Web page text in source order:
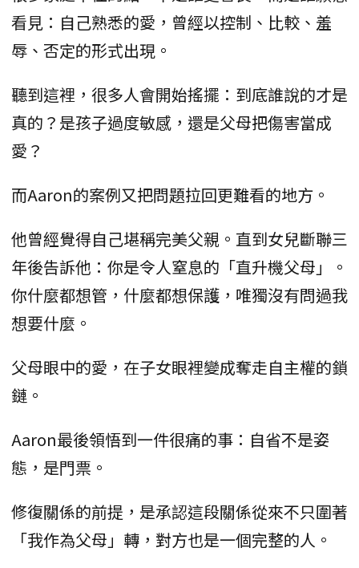
看見：自己熟悉的愛，曾經以控制、比較、羞
辱、否定的形式出現。
聽到這裡，很多人會開始搖擺：到底誰說的才是
真的？是孩子過度敏感，還是父母把傷害當成
愛？
而Aaron的案例又把問題拉回更難看的地方。
他曾經覺得自己堪稱完美父親。直到女兒斷聯三
年後告訴他：你是令人窒息的「直升機父母」。
你什麼都想管，什麼都想保護，唯獨沒有問過我
想要什麼。
父母眼中的愛，在子女眼裡變成奪走自主權的鎖
鏈。
Aaron最後領悟到一件很痛的事：自省不是姿
態，是門票。
修復關係的前提，是承認這段關係從來不只圍著
「我作為父母」轉，對方也是一個完整的人。